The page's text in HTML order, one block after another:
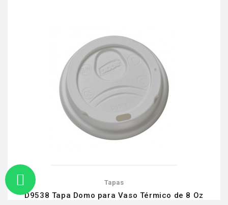
Tapas
D9538 Tapa Domo para Vaso Térmico de 8 Oz